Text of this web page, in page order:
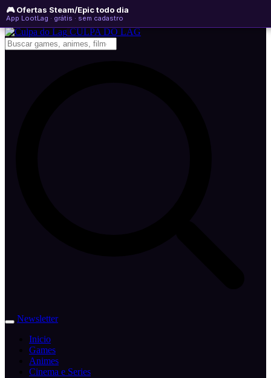
🎮 Ofertas Steam/Epic todo dia
App LootLag · grátis · sem cadastro
quinta-feira, 06 de agosto de 2026
Newsletter
CULPA DO LAG
Newsletter
Inicio
Games
Animes
Cinema e Series